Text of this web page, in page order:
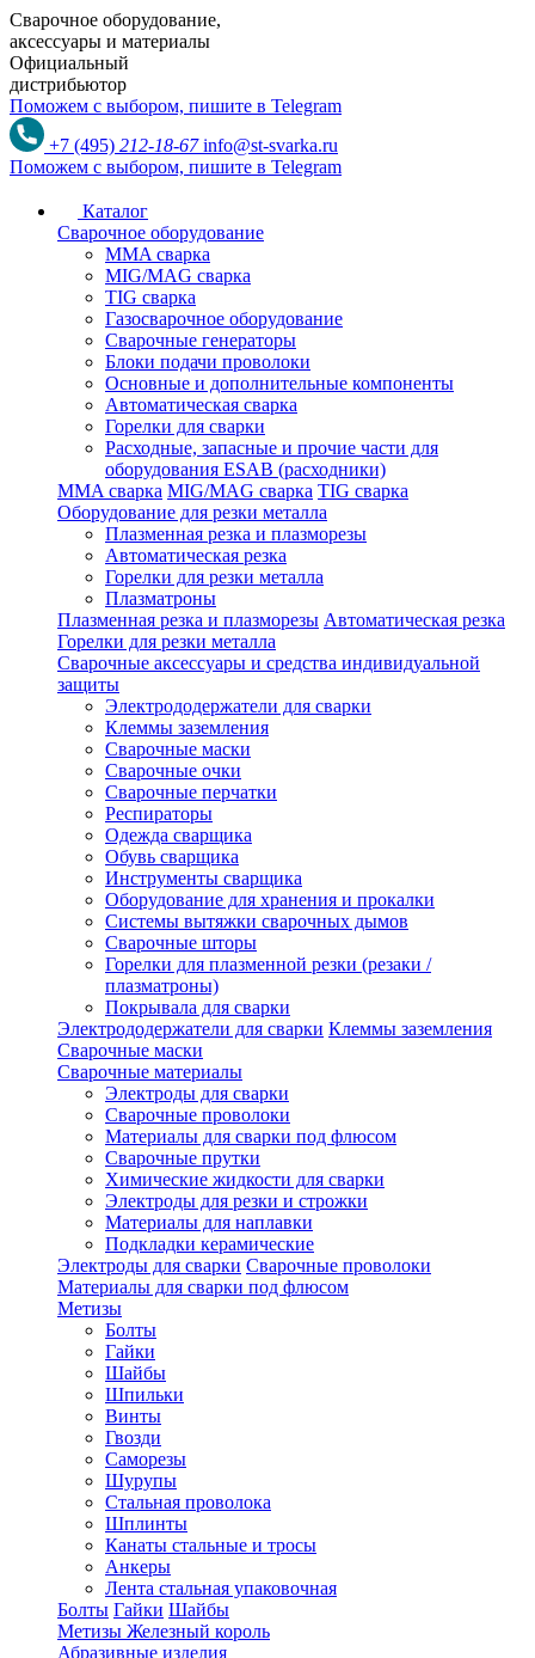
Сварочное оборудование,
аксессуары и материалы
Официальный
дистрибьютор
Поможем с выбором, пишите в Telegram
+7 (495) 212-18-67 info@st-svarka.ru
Поможем с выбором, пишите в Telegram
Каталог
Сварочное оборудование
MMA сварка
MIG/MAG сварка
TIG сварка
Газосварочное оборудование
Сварочные генераторы
Блоки подачи проволоки
Основные и дополнительные компоненты
Автоматическая сварка
Горелки для сварки
Расходные, запасные и прочие части для
оборудования ESAB (расходники)
MMA сварка MIG/MAG сварка TIG сварка
Оборудование для резки металла
Плазменная резка и плазморезы
Автоматическая резка
Горелки для резки металла
Плазматроны
Плазменная резка и плазморезы Автоматическая резка
Горелки для резки металла
Сварочные аксессуары и средства индивидуальной
защиты
Электрододержатели для сварки
Клеммы заземления
Сварочные маски
Сварочные очки
Сварочные перчатки
Респираторы
Одежда сварщика
Обувь сварщика
Инструменты сварщика
Оборудование для хранения и прокалки
Системы вытяжки сварочных дымов
Сварочные шторы
Горелки для плазменной резки (резаки /
плазматроны)
Покрывала для сварки
Электрододержатели для сварки Клеммы заземления
Сварочные маски
Сварочные материалы
Электроды для сварки
Сварочные проволоки
Материалы для сварки под флюсом
Сварочные прутки
Химические жидкости для сварки
Электроды для резки и строжки
Материалы для наплавки
Подкладки керамические
Электроды для сварки Сварочные проволоки
Материалы для сварки под флюсом
Метизы
Болты
Гайки
Шайбы
Шпильки
Винты
Гвозди
Саморезы
Шурупы
Стальная проволока
Шплинты
Канаты стальные и тросы
Анкеры
Лента стальная упаковочная
Болты Гайки Шайбы
Метизы Железный король
Абразивные изделия